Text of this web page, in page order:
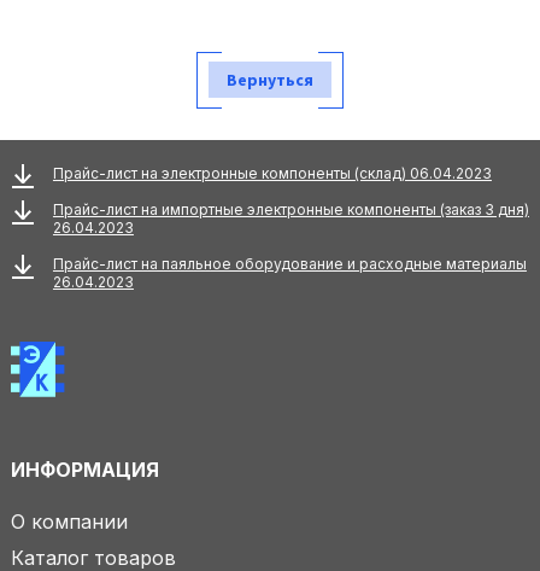
Вернуться
Прайс-лист на электронные компоненты (склад) 06.04.2023
Прайс-лист на импортные электронные компоненты (заказ 3 дня)
26.04.2023
Прайс-лист на паяльное оборудование и расходные материалы
26.04.2023
ИНФОРМАЦИЯ
О компании
Каталог товаров